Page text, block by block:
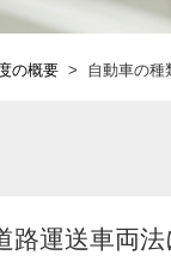
の概要 > 自動車の種
路運送車両